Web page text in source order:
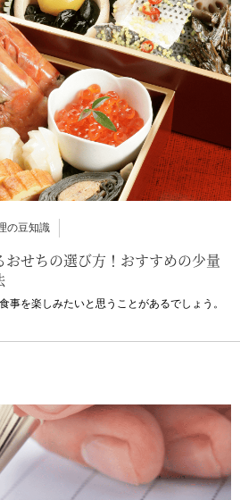
の豆知識
せちの選び方！おすすめの少量
事を楽しみたいと思うことがあるでしょう。